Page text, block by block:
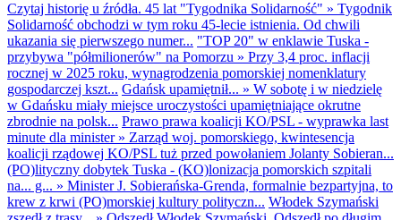
Czytaj historię u źródła. 45 lat "Tygodnika Solidarność" » Tygodnik
Solidarność obchodzi w tym roku 45-lecie istnienia. Od chwili
ukazania się pierwszego numer... "TOP 20" w enklawie Tuska -
przybywa "półmilionerów" na Pomorzu » Przy 3,4 proc. inflacji
rocznej w 2025 roku, wynagrodzenia pomorskiej nomenklatury
gospodarczej kszt... Gdańsk upamiętnił... » W sobotę i w niedzielę
w Gdańsku miały miejsce uroczystości upamiętniające okrutne
zbrodnie na polsk... Prawo prawa koalicji KO/PSL - wyprawka last
minute dla minister» Zarząd woj. pomorskiego, kwintesencja
koalicji rządowej KO/PSL tuż przed powołaniem Jolanty Sobieran...
(PO)lityczny dobytek Tuska - (KO)lonizacja pomorskich szpitali
na... g... » Minister J. Sobierańska-Grenda, formalnie bezpartyjna, to
krew z krwi (PO)morskiej kultury polityczn... Włodek Szymański